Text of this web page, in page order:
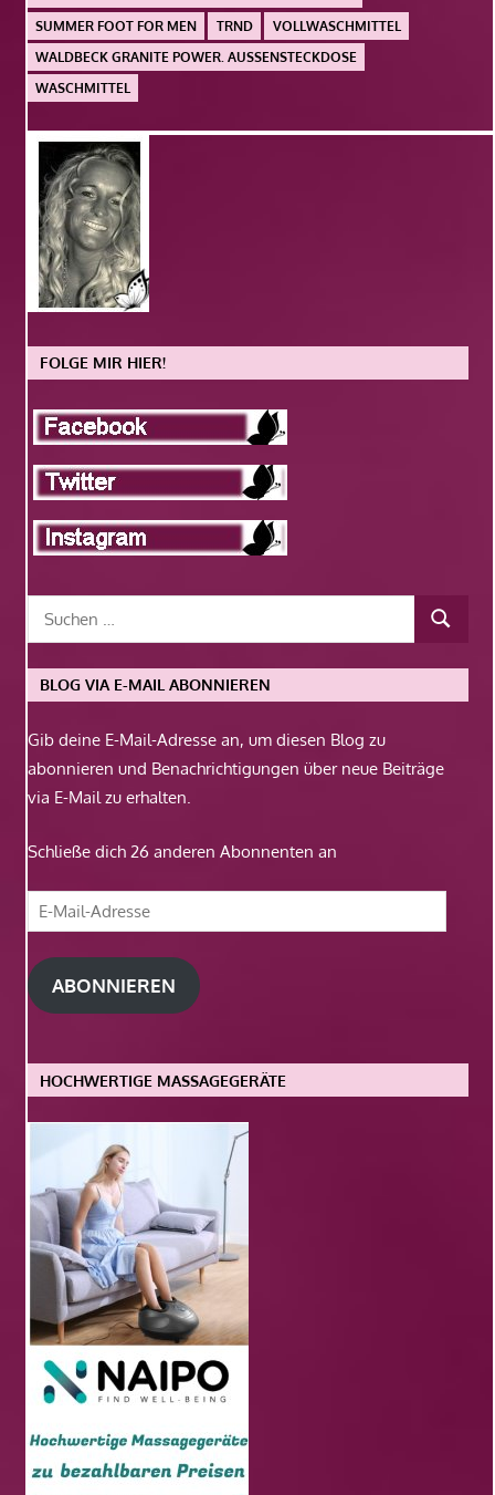
SUMMER FOOT FOR MEN
TRND
VOLLWASCHMITTEL
WALDBECK GRANITE POWER. AUSSENSTECKDOSE
WASCHMITTEL
FOLGE MIR HIER!
BLOG VIA E-MAIL ABONNIEREN
Gib deine E-Mail-Adresse an, um diesen Blog zu
abonnieren und Benachrichtigungen über neue Beiträge
via E-Mail zu erhalten.
Schließe dich 26 anderen Abonnenten an
E-
Mail-
Adresse
ABONNIEREN
HOCHWERTIGE MASSAGEGERÄTE